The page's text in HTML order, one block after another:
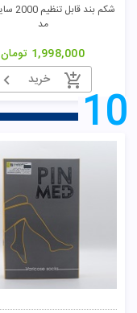
مد
1,998,000 تومان
خرید
10